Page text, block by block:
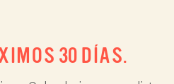
30 DÍAS.